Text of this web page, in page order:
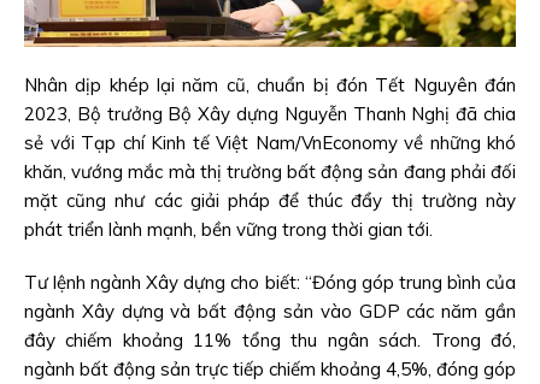
Nhân dịp khép lại năm cũ, chuẩn bị đón Tết Nguyên đán
2023, Bộ trưởng Bộ Xây dựng Nguyễn Thanh Nghị đã chia
sẻ với Tạp chí Kinh tế Việt Nam/VnEconomy về những khó
khăn, vướng mắc mà thị trường bất động sản đang phải đối
mặt cũng như các giải pháp để thúc đẩy thị trường này
phát triển lành mạnh, bền vững trong thời gian tới.
Tư lệnh ngành Xây dựng cho biết: “Đóng góp trung bình của
ngành Xây dựng và bất động sản vào GDP các năm gần
đây chiếm khoảng 11% tổng thu ngân sách. Trong đó,
ngành bất động sản trực tiếp chiếm khoảng 4,5%, đóng góp